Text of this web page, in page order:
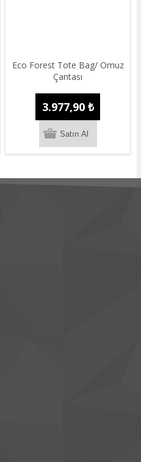
Eco Forest Tote Bag/ Omuz
Çantası
3.977,90 ₺